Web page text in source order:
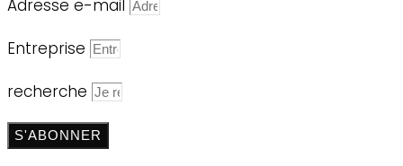
Adresse e-mail
Entreprise
recherche
S'ABONNER